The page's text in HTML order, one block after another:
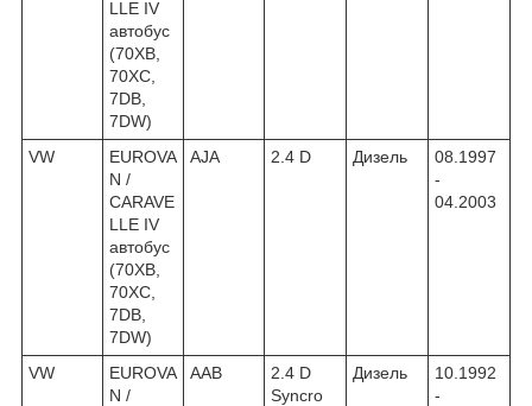
LLE IV
автобус
(70XB,
70XC,
7DB,
7DW)
VW
EUROVA
N /
CARAVE
LLE IV
автобус
(70XB,
70XC,
7DB,
7DW)
AJA 2.4 D Дизель
08.1997
-
04.2003
VW
EUROVA
N /
AAB
2.4 D
Syncro
Дизель
10.1992
-